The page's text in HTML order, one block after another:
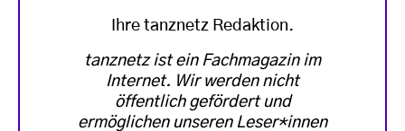
Ihre tanznetz Redaktion.
tanznetz ist ein Fachmagazin im
Internet. Wir werden nicht
öffentlich gefördert und
ermöglichen unseren Leser*innen